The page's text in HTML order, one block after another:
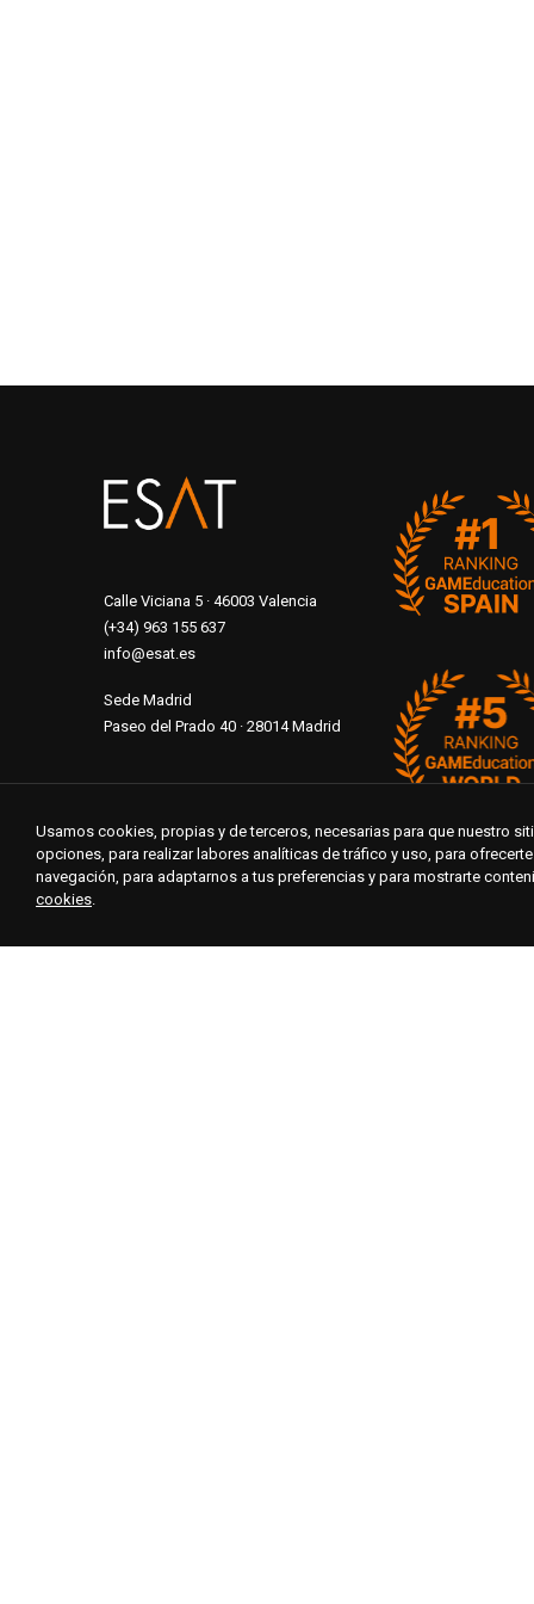
Calle Viciana 5 · 46003 Valencia
(+34) 963 155 637
info@esat.es
Sede Madrid
Paseo del Prado 40 · 28014 Madrid
Usamos cookies, propias y de terceros, necesarias para que nuestro
opciones, para realizar labores analíticas de tráfico y uso, para
navegación, para adaptarnos a tus preferencias y para mostrarte
cookies.